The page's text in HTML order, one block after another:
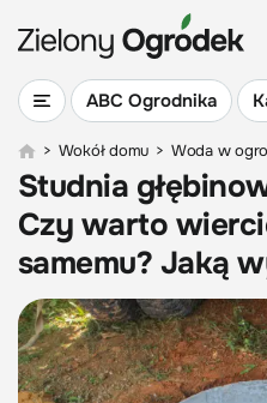
ABC Ogrodnika
> Wokół domu > Woda w
Studnia
Czy warto
samemu? Jaką